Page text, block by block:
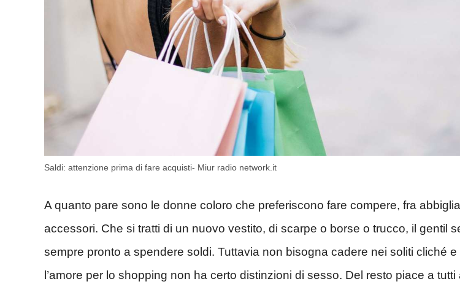
Saldi: attenzione prima di fare acquisti- Miur radio network.it
A quanto pare sono le donne coloro che preferiscono fare compere, fra
accessori. Che si tratti di un nuovo vestito, di scarpe o borse o trucco, il gentil
sempre pronto a spendere soldi. Tuttavia non bisogna cadere nei soliti cliché
l’amore per lo shopping non ha certo distinzioni di sesso. Del resto piace a tutti